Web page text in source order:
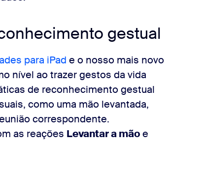
gestual
para iPad e o nosso mais novo
nível ao trazer gestos da vida
de reconhecimento gestual
como uma mão levantada,
correspondente.
as reações Levantar a mãoe